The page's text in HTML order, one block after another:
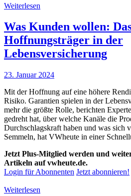
Weiterlesen
Was Kunden wollen:
Hoffnungsträger in der
Lebensversicherung
23. Januar 2024
Mit der Hoffnung auf eine höhere
Risiko. Garantien spielen in der
mehr die größte Rolle, berichten
gedreht hat, über welche Kanäle die
Durchschlagskraft haben und was sich
Semmeln, hat VWheute in einer
Jetzt Plus-Mitglied werden und
Artikeln auf vwheute.de.
Login für Abonnenten Jetzt abonnieren!
Weiterlesen